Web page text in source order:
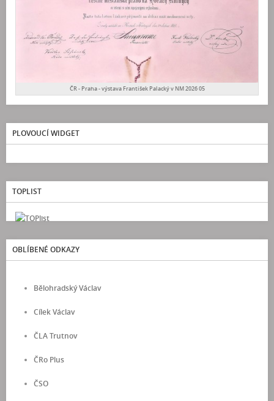
ČR - Praha - výstava František Palacký v NM 2026 05
PLOVOUCÍ WIDGET
TOPLIST
OBLÍBENÉ ODKAZY
Bělohradský Václav
Cílek Václav
ČLA Trutnov
ČRo Plus
ČSO